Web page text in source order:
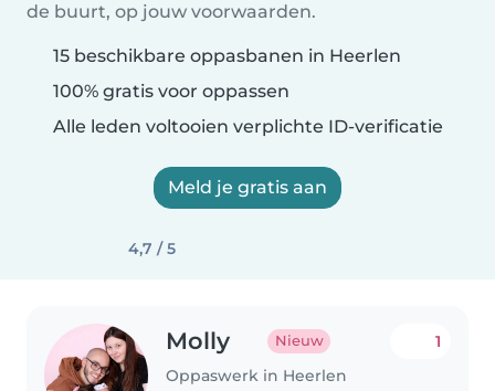
de buurt, op jouw voorwaarden.
15 beschikbare oppasbanen in Heerlen
100% gratis voor oppassen
Alle leden voltooien verplichte ID-verificatie
Meld je gratis aan
4,7 / 5
Molly Nieuw
Oppaswerk in Heerlen
1